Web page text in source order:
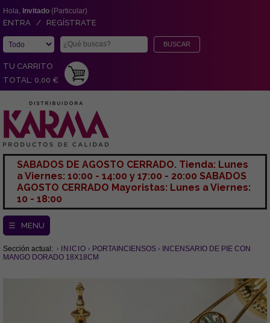
Hola, Invitado (Particular)
ENTRA / REGÍSTRATE
TU CARRITO
TOTAL: 0,00 €
SABADOS DE AGOSTO CERRADO. Tienda: Lunes
a Viernes: 10:00 - 14:00 y 17:00 - 20:00 SABADOS
AGOSTO CERRADO Mayoristas: Lunes a Viernes:
10 - 18:00
☰ MENU
Sección actual: INICIO PORTAINCIENSOS
INCENSARIO DE PIE CON
MANGO DORADO 18X18CM